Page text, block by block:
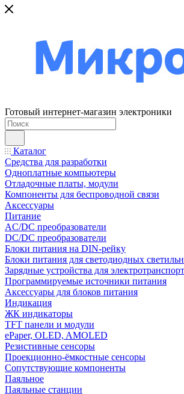
Готовый интернет-магазин электроники
Каталог
Средства для разработки
Одноплатные компьютеры
Отладочные платы, модули
Компоненты для беспроводной связи
Аксессуары
Питание
AC/DC преобразователи
DC/DC преобразователи
Блоки питания на DIN-рейку
Блоки питания для светодиодных
Зарядные устройства для
Программируемые источники питания
Аксессуары для блоков питания
Индикация
ЖК индикаторы
TFT панели и модули
ePaper, OLED, AMOLED
Резистивные сенсоры
Проекционно-ёмкостные сенсоры
Сопутствующие компоненты
Паяльное
Паяльные станции